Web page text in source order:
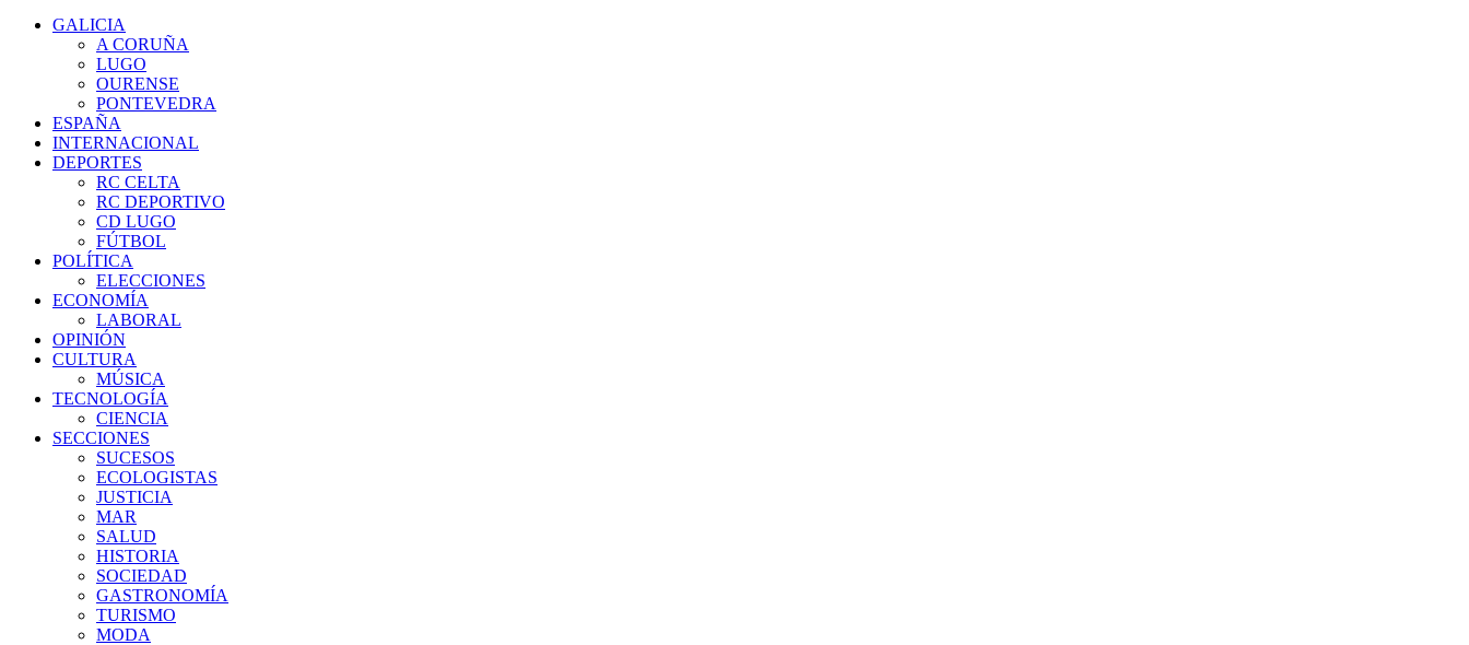
GALICIA
A CORUÑA
LUGO
OURENSE
PONTEVEDRA
ESPAÑA
INTERNACIONAL
DEPORTES
RC CELTA
RC DEPORTIVO
CD LUGO
FÚTBOL
POLÍTICA
ELECCIONES
ECONOMÍA
LABORAL
OPINIÓN
CULTURA
MÚSICA
TECNOLOGÍA
CIENCIA
SECCIONES
SUCESOS
ECOLOGISTAS
JUSTICIA
MAR
SALUD
HISTORIA
SOCIEDAD
GASTRONOMÍA
TURISMO
MODA